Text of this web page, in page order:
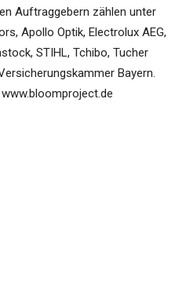
Auftraggebern zählen unter
Apollo Optik, Electrolux AEG,
STIHL, Tchibo, Tucher
Bayern.